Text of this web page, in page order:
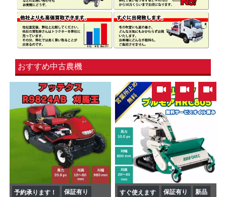
おすすめ中古農機
予約承ります！
保証有り
, ,
すぐ使えます 保証有り 新品